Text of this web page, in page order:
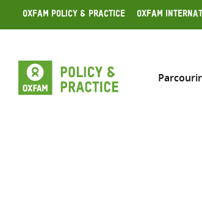
Skip
to
Oxfam Policy & Practice Oxfam
Parcourir